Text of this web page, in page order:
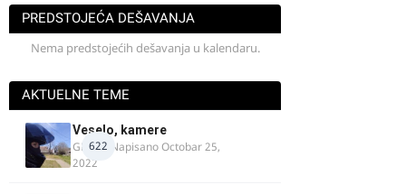
PREDSTOJEĆA DEŠAVANJA
Nema predstojećih dešavanja u kalendaru.
AKTUELNE TEME
622
Veselo, kamere
GR 46· NapisanoOctobar 25,
2022